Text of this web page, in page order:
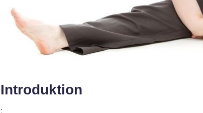
Introduktion
: